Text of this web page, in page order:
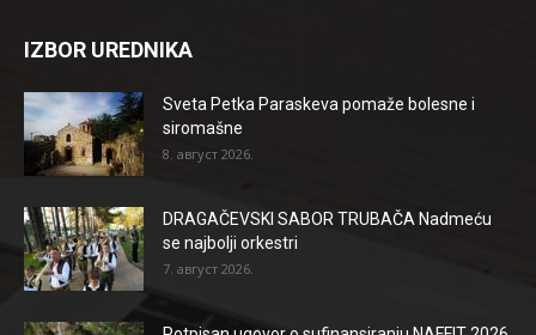
IZBOR UREDNIKA
Sveta Petka Paraskeva pomaže bolesne i
siromašne
8. август 2026.
DRAGAČEVSKI SABOR TRUBAČA Nadmeću
se najbolji orkestri
7. август 2026.